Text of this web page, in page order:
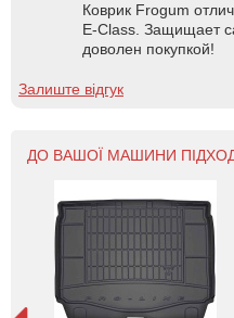
Коврик Frogum
E-Class. Защищает
доволен покупкой!
Залиште відгук
ДО ВАШОЇ МАШИНИ